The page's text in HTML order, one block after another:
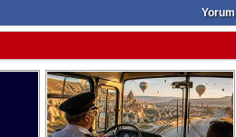
Yorum